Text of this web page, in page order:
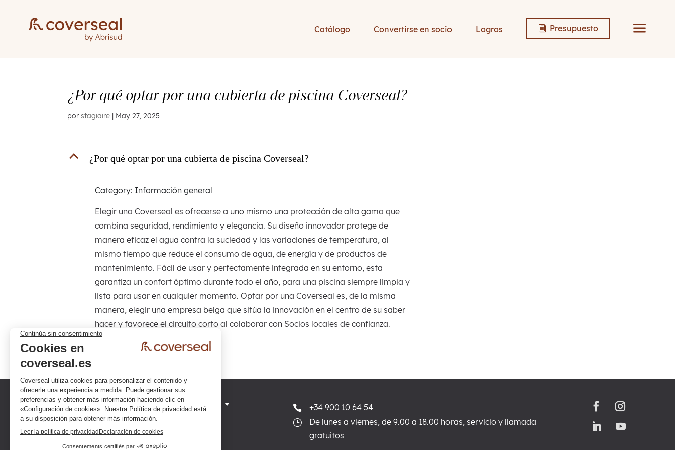
Catálogo Convertirse en socio Logros i Presupuesto a
¿Por qué optar por una cubierta de piscina Coverseal?
porstagiaire | May 27, 2025
B ¿Por qué optar por una cubierta de piscina Coverseal?
Category: Información general
Elegir una Coverseal es ofrecerse a uno mismo una protección de alta gama que
combina seguridad, rendimiento y elegancia. Su diseño innovador protege de
manera eficaz el agua contra la suciedad y las variaciones de temperatura, al
mismo tiempo que reduce el consumo de agua, de energía y de productos de
mantenimiento. Fácil de usar y perfectamente integrada en su entorno, esta
garantiza un confort óptimo durante todo el año, para una piscina siempre limpia y
lista para usar en cualquier momento. Optar por una Coverseal es, de la misma
manera, elegir una empresa belga que sitúa la innovación en el centro de su saber
hacer y favorece el circuito corto al colaborar con Socios locales de confianza.
 +34 900 10 64 54
}
De lunes a viernes, de 9.00 a 18.00 horas, servicio y llamada
gratuitos